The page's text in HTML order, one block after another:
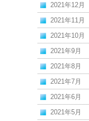
2021年12月
2021年11月
2021年10月
2021年9月
2021年8月
2021年7月
2021年6月
2021年5月